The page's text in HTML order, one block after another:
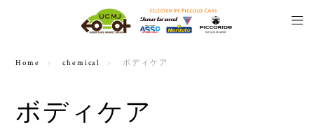
Home chemical ボディケア
ボディケア